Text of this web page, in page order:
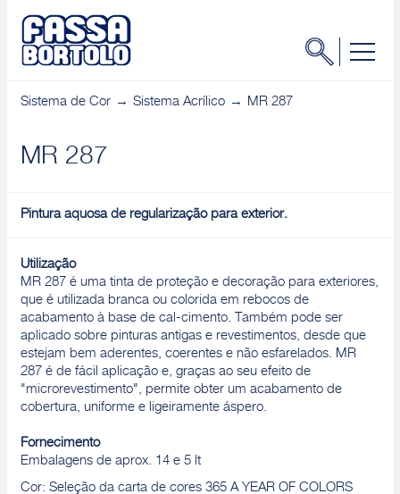
Sistema de Cor Sistema Acrílico MR 287
MR 287
Pintura aquosa de regularização para exterior.
Utilização
MR 287 é uma tinta de proteção e decoração para exteriores,
que é utilizada branca ou colorida em rebocos de
acabamento à base de cal-cimento. Também pode ser
aplicado sobre pinturas antigas e revestimentos, desde que
estejam bem aderentes, coerentes e não esfarelados. MR
287 é de fácil aplicação e, graças ao seu efeito de
"microrevestimento", permite obter um acabamento de
cobertura, uniforme e ligeiramente áspero.
Fornecimento
Embalagens de aprox. 14 e 5 lt
Cor: Seleção da carta de cores 365 A YEAR OF COLORS